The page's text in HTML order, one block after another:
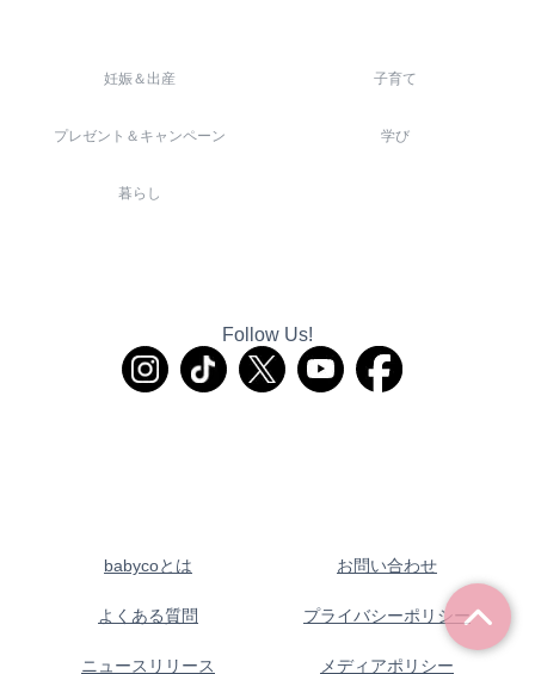
妊娠＆出産 子育て
プレゼント＆キャンペーン 学び
暮らし
Follow Us!
babycoとは お問い合わせ
よくある質問 プライバシーポリシー
ニュースリリース メディアポリシー